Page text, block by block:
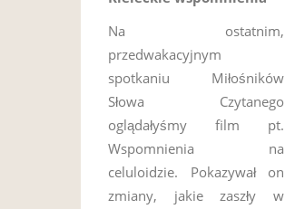
Na ostatnim,
przedwakacyjnym
spotkaniu Miłośników
Słowa Czytanego
oglądałyśmy film pt.
Wspomnienia na
celuloidzie. Pokazywał on
zmiany, jakie zaszły w